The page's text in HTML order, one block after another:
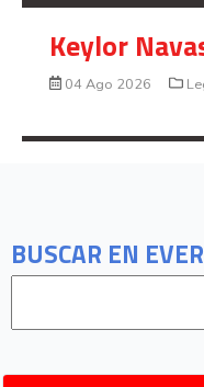
BUSCAR EN
Keylor
04 Ago 2026